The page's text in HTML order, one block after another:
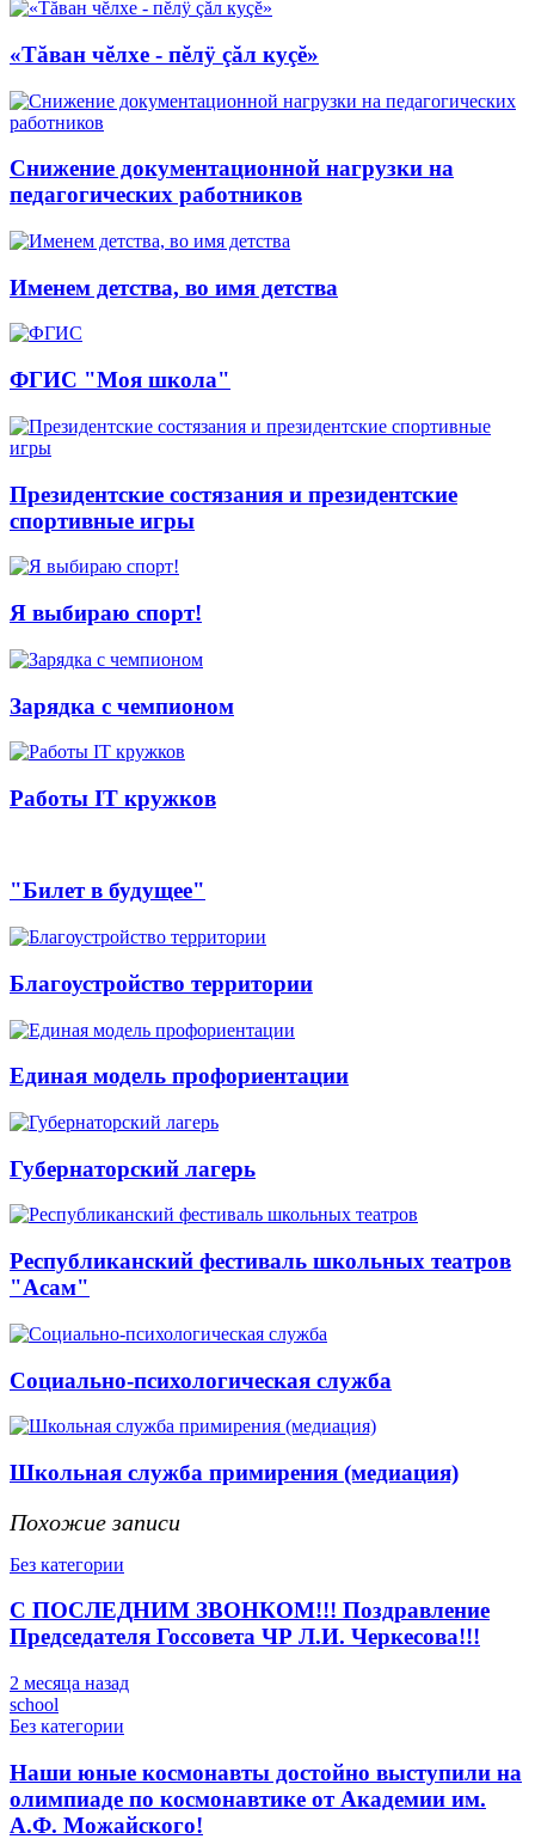
«Тăван чĕлхе - пĕлÿ çăл куçĕ»
Снижение документационной нагрузки на
педагогических работников
Именем детства, во имя детства
ФГИС "Моя школа"
Президентские состязания и президентские
спортивные игры
Я выбираю спорт!
Зарядка с чемпионом
Работы IT кружков
"Билет в будущее"
Благоустройство территории
Единая модель профориентации
Губернаторский лагерь
Республиканский фестиваль школьных театров
"Асам"
Социально-психологическая служба
Школьная служба примирения (медиация)
Похожие записи
Без категории
С ПОСЛЕДНИМ ЗВОНКОМ!!! Поздравление
Председателя Госсовета ЧР Л.И. Черкесова!!!
2 месяца назад
school
Без категории
Наши юные космонавты достойно выступили на
олимпиаде по космонавтике от Академии им.
А.Ф. Можайского!